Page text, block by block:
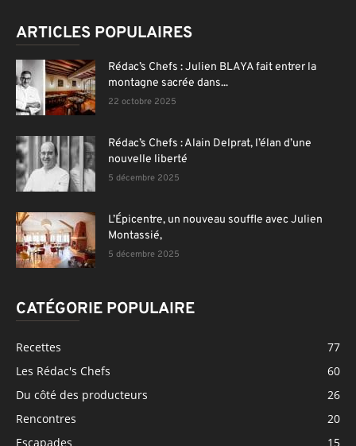
ARTICLES POPULAIRES
Rédac’s Chefs : Julien BLAYA fait entrer la
montagne sacrée dans...
22 octobre 2025
Rédac’s Chefs : Alain Delprat, l’élan d’une
nouvelle liberté
5 décembre 2025
L’Épicentre, un nouveau souffle avec Julien
Montassié,
5 décembre 2025
CATÉGORIE POPULAIRE
Recettes
77
Les Rédac's Chefs
60
Du côté des producteurs
26
Rencontres
20
Escapades
15